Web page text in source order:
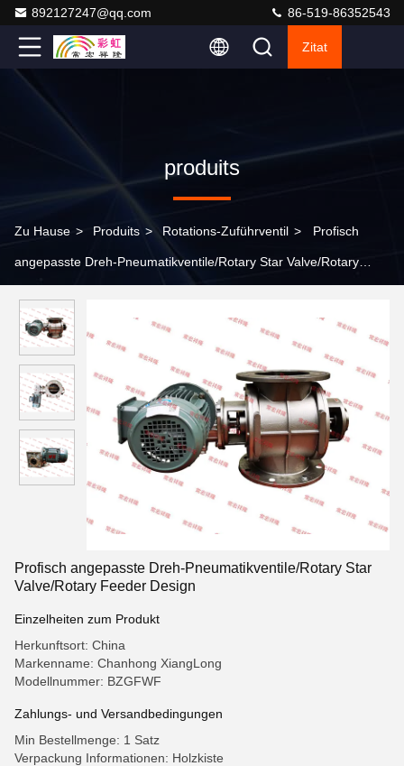
892127247@qq.com 86-519-86352543
Zitat
produits
Zu Hause > Produits > Rotations-Zuführventil > Profisch
angepasste Dreh-Pneumatikventile/Rotary Star Valve/Rotary
Profisch angepasste Dreh-Pneumatikventile/Rotary Star
Valve/Rotary Feeder Design
Einzelheiten zum Produkt
Herkunftsort: China
Markenname: Chanhong XiangLong
Modellnummer: BZGFWF
Zahlungs- und Versandbedingungen
Min Bestellmenge: 1 Satz
Verpackung Informationen: Holzkiste